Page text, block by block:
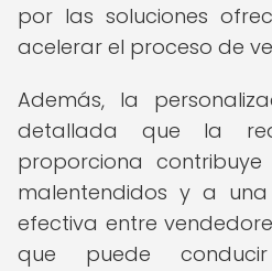
por las soluciones
acelerar el proceso de
Además, la
detallada que la
proporciona
malentendidos y a
efectiva entre
que puede